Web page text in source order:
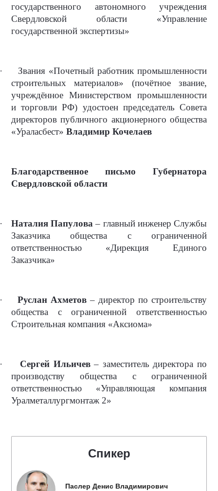
государственного автономного учреждения
Свердловской области «Управление
государственной экспертизы»
·
Звания «Почетный работник промышленности
строительных материалов» (почётное звание,
учреждённое Министерством промышленности
и торговли РФ) удостоен председатель Совета
директоров публичного акционерного общества
«Ураласбест» Владимир Кочелаев
Благодарственное письмо Губернатора
Свердловской области
· Наталия Папулова – главный инженер Службы
Заказчика общества с ограниченной
ответственностью «Дирекция Единого
Заказчика»
· Руслан Ахметов – директор по строительству
общества с ограниченной ответственностью
Строительная компания «Аксиома»
· Сергей Ильичев– заместитель директора по
производству общества с ограниченной
ответственностью «Управляющая компания
Уралметаллургмонтаж 2»
Спикер
Паслер Денис Владимирович